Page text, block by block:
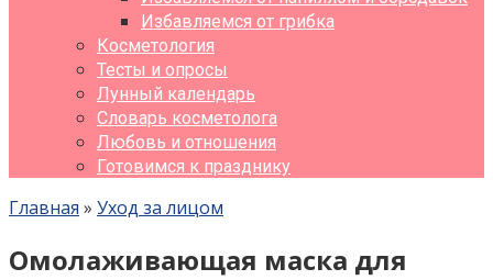
Избавляемся от грибка
Косметология
Тесты и опросы
Лунный календарь
Словарь косметолога
Любовь и отношения
Готовимся к празднику
Главная » Уход за лицом
Омолаживающая маска для